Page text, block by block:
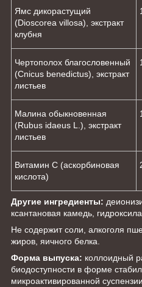
Ямс дикорастущий
(Dioscorea villosa), экстракт
клубня
Чертополох благословенный
(Cnicus benedictus), экстракт
листьев
Малина обыкновенная
(Rubus idaeus L.), экстракт
листьев
Витамин С (аскорбиновая
кислота)
Другие ингредиенты:
ксантановая камедь,
Не содержит соли, алкоголя
жиров, яичного белка.
Форма выпуска: коллоидный
биодоступности в форме
микроактивированной